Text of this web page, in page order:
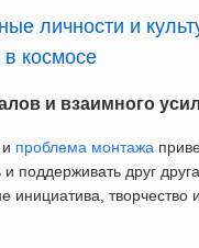
личности и
в космосе
и взаимного
проблема монтажа
поддерживать друг
инициатива, творчество